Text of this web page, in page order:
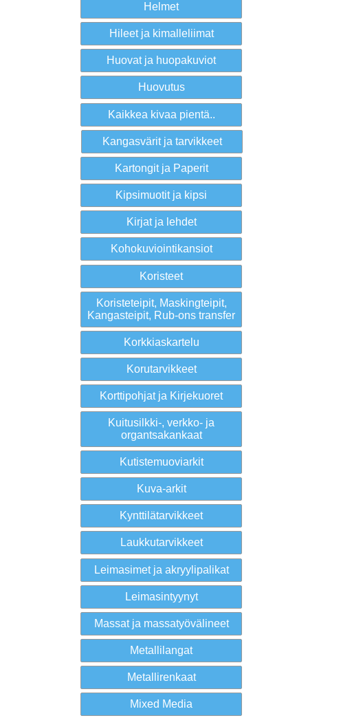
Helmet
Hileet ja kimalleliimat
Huovat ja huopakuviot
Huovutus
Kaikkea kivaa pientä..
Kangasvärit ja tarvikkeet
Kartongit ja Paperit
Kipsimuotit ja kipsi
Kirjat ja lehdet
Kohokuviointikansiot
Koristeet
Koristeteipit, Maskingteipit,
Kangasteipit, Rub-ons transfer
Korkkiaskartelu
Korutarvikkeet
Korttipohjat ja Kirjekuoret
Kuitusilkki-, verkko- ja
organtsakankaat
Kutistemuoviarkit
Kuva-arkit
Kynttilätarvikkeet
Laukkutarvikkeet
Leimasimet ja akryylipalikat
Leimasintyynyt
Massat ja massatyövälineet
Metallilangat
Metallirenkaat
Mixed Media